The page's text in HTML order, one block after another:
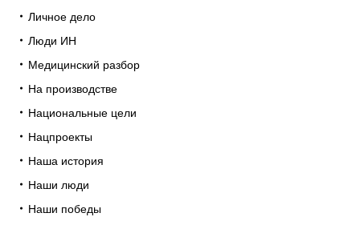
Личное дело
Люди ИН
Медицинский разбор
На производстве
Национальные цели
Нацпроекты
Наша история
Наши люди
Наши победы